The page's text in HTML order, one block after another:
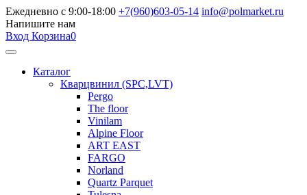
Ежедневно с 9:00-18:00 +7(960)603-05-14 info@polmarket.ru
Напишите нам
Вход Корзина0
Каталог
Кварцвинил (SPC,LVT)
Pergo
The floor
Vinilam
Alpine Floor
ART EAST
FARGO
Norland
Quartz Parquet